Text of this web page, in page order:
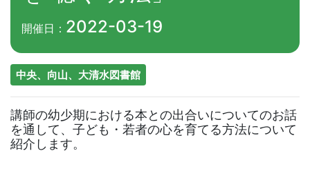
開催日： 2022-03-19
中央、向山、大清水図書館
講師の幼少期における本との出合いについてのお話
を通して、子ども・若者の心を育てる方法について
紹介します。